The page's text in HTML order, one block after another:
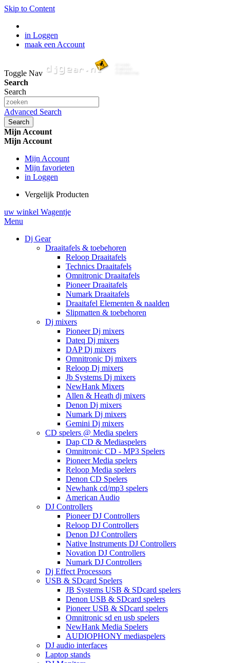
Skip to Content
in Loggen
maak een Account
Toggle Nav
Search
Search
Advanced Search
Search
Mijn Account
Mijn Account
Mijn Account
Mijn favorieten
in Loggen
Vergelijk Producten
uw winkel Wagentje
Menu
Dj Gear
Draaitafels & toebehoren
Reloop Draaitafels
Technics Draaitafels
Omnitronic Draaitafels
Pioneer Draaitafels
Numark Draaitafels
Draaitafel Elementen & naalden
Slipmatten & toebehoren
Dj mixers
Pioneer Dj mixers
Dateq Dj mixers
DAP Dj mixers
Omnitronic Dj mixers
Reloop Dj mixers
Jb Systems Dj mixers
NewHank Mixers
Allen & Heath dj mixers
Denon Dj mixers
Numark Dj mixers
Gemini Dj mixers
CD spelers @ Media spelers
Dap CD & Mediaspelers
Omnitronic CD - MP3 Spelers
Pioneer Media spelers
Reloop Media spelers
Denon CD Spelers
Newhank cd/mp3 spelers
American Audio
DJ Controllers
Pioneer DJ Controllers
Reloop DJ Controllers
Denon DJ Controllers
Native Instruments DJ Controllers
Novation DJ Controllers
Numark DJ Controllers
Dj Effect Processors
USB & SDcard Spelers
JB Systems USB & SDcard spelers
Denon USB & SDcard spelers
Pioneer USB & SDcard spelers
Omnitronic sd en usb spelers
NewHank Media Spelers
AUDIOPHONY mediaspelers
DJ audio interfaces
Laptop stands